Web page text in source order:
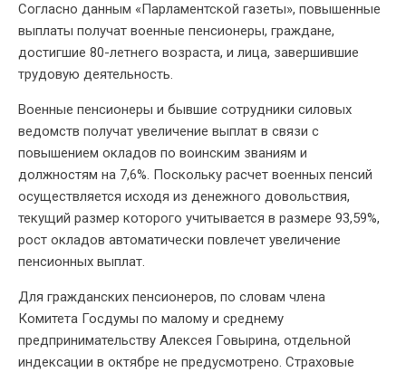
Согласно данным «Парламентской газеты», повышенные
выплаты получат военные пенсионеры, граждане,
достигшие 80-летнего возраста, и лица, завершившие
трудовую деятельность.
Военные пенсионеры и бывшие сотрудники силовых
ведомств получат увеличение выплат в связи с
повышением окладов по воинским званиям и
должностям на 7,6%. Поскольку расчет военных пенсий
осуществляется исходя из денежного довольствия,
текущий размер которого учитывается в размере 93,59%,
рост окладов автоматически повлечет увеличение
пенсионных выплат.
Для гражданских пенсионеров, по словам члена
Комитета Госдумы по малому и среднему
предпринимательству Алексея Говырина, отдельной
индексации в октябре не предусмотрено. Страховые